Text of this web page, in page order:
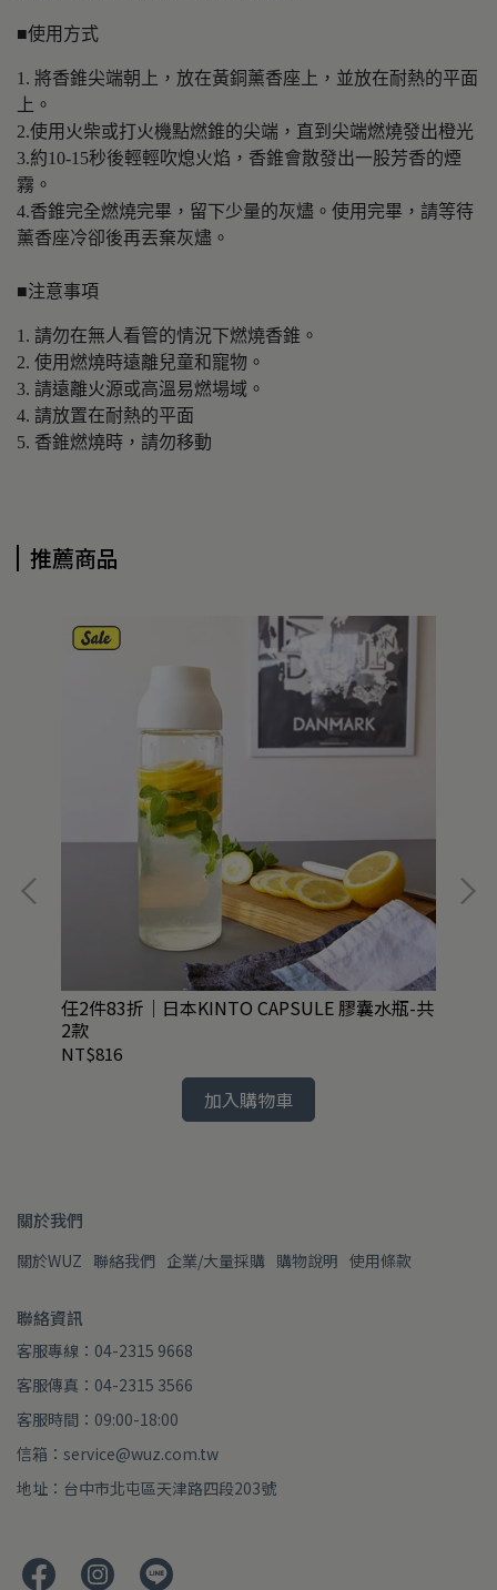
■使用方式
1. 將香錐尖端朝上，放在黃銅薰香座上，並放在耐熱的平面
上。
2.使用火柴或打火機點燃錐的尖端，直到尖端燃燒發出橙光
3.約10-15秒後輕輕吹熄火焰，香錐會散發出一股芳香的煙
霧。
4.香錐完全燃燒完畢，留下少量的灰燼。使用完畢，請等待
薰香座冷卻後再丟棄灰燼。
■注意事項
1. 請勿在無人看管的情況下燃燒香錐。
2. 使用燃燒時遠離兒童和寵物。
3. 請遠離火源或高溫易燃場域。
4. 請放置在耐熱的平面
5. 香錐燃燒時，請勿移動
推薦商品
任2件83折｜日本KINTO CAPSULE 膠囊水瓶-共
2款
NT$816
加入購物車
關於我們
關於WUZ 聯絡我們 企業/大量採購 購物說明 使用條款
聯絡資訊
客服專線：04-2315 9668
客服傳真：04-2315 3566
客服時間：09:00-18:00
信箱：service@wuz.com.tw
地址：台中市北屯區天津路四段203號